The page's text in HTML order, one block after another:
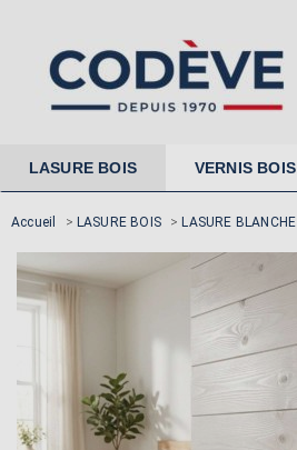
LASURE BOIS VERNIS BOIS
Accueil > LASURE BOIS > LASURE BLANCHE